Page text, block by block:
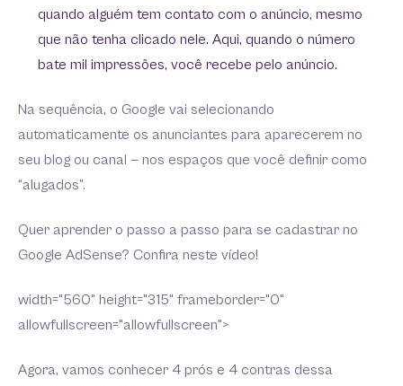
quando alguém tem contato com o anúncio, mesmo
que não tenha clicado nele. Aqui, quando o número
bate mil impressões, você recebe pelo anúncio.
Na sequência, o Google vai selecionando
automaticamente os anunciantes para aparecerem no
seu blog ou canal — nos espaços que você definir como
“alugados”.
Quer aprender o passo a passo para se cadastrar no
Google AdSense? Confira neste vídeo!
width="560" height="315" frameborder="0"
allowfullscreen="allowfullscreen">
Agora, vamos conhecer 4 prós e 4 contras dessa